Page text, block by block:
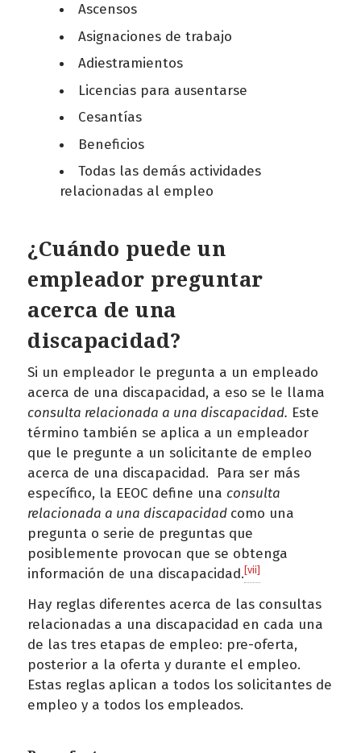
Ascensos
Asignaciones de trabajo
Adiestramientos
Licencias para ausentarse
Cesantías
Beneficios
Todas las demás actividades
relacionadas al empleo
¿Cuándo puede un
empleador preguntar
acerca de una
discapacidad?
Si un empleador le pregunta a un empleado
acerca de una discapacidad, a eso se le llama
consulta relacionada a una discapacidad. Este
término también se aplica a un empleador
que le pregunte a un solicitante de empleo
acerca de una discapacidad. Para ser más
específico, la EEOC define una consulta
relacionada a una discapacidad como una
pregunta o serie de preguntas que
posiblemente provocan que se obtenga
información de una discapacidad.[vii]
Hay reglas diferentes acerca de las consultas
relacionadas a una discapacidad en cada una
de las tres etapas de empleo: pre-oferta,
posterior a la oferta y durante el empleo.
Estas reglas aplican a todos los solicitantes de
empleo y a todos los empleados.